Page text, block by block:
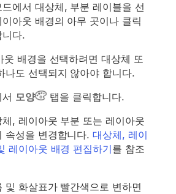
에서 대상체, 부분 레이블을 선
아웃 배경의 아무 곳이나 클릭
다.
웃 배경을 선택하려면 대상체 또
나도 선택되지 않아야 합니다.
모양 탭을 클릭합니다.
, 레이아웃 부분 또는 레이아웃
속성을 변경합니다.대상체, 레이
레이아웃 배경 편집하기를 참조
및 화살표가 빨간색으로 변하면